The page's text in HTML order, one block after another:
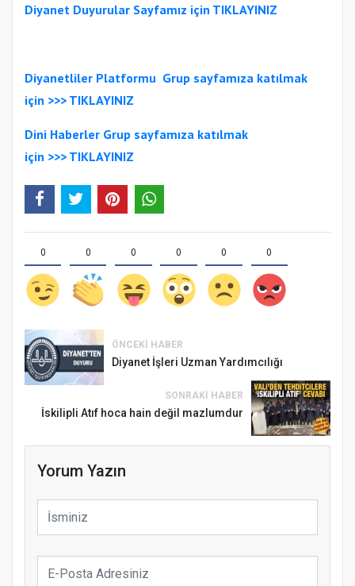
Diyanet Duyurular Sayfamız için TIKLAYINIZ
Diyanetliler Platformu Grup sayfamıza katılmak
için >>> TIKLAYINIZ
Dini Haberler Grup sayfamıza katılmak
için >>> TIKLAYINIZ
0 0 0 0 0 0
ÖNCEKI HABER
Diyanet İşleri Uzman Yardımcılığı
SONRAKI HABER
İskilipli Atıf hoca hain değil mazlumdur
Yorum Yazın